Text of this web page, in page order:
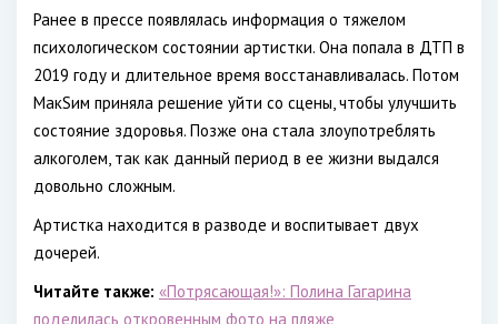
Ранее в прессе появлялась информация о тяжелом
психологическом состоянии артистки. Она попала в ДТП в
2019 году и длительное время восстанавливалась. Потом
МакSим приняла решение уйти со сцены, чтобы улучшить
состояние здоровья. Позже она стала злоупотреблять
алкоголем, так как данный период в ее жизни выдался
довольно сложным.
Артистка находится в разводе и воспитывает двух
дочерей.
Читайте также: «Потрясающая!»: Полина Гагарина
поделилась откровенным фото на пляже